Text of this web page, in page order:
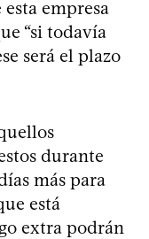
empresa
“si todavía
será el plazo
durante
más para
está
extra podrán